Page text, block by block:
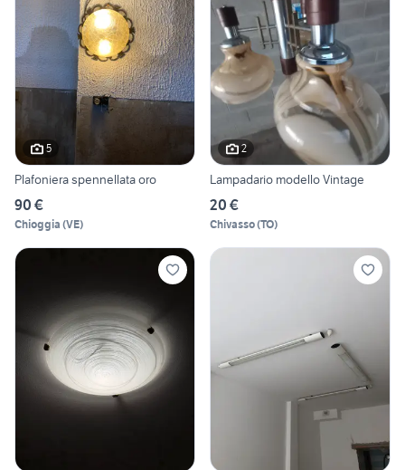
5
Plafoniera spennellata oro
90 €
Chioggia (VE)
2
Lampadario modello Vintage
20 €
Chivasso(TO)